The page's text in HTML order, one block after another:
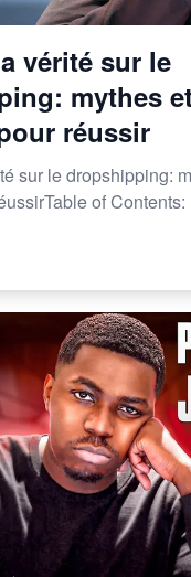
vérité sur le
mythes
réussir
sur le dropshipping:
of Contents: